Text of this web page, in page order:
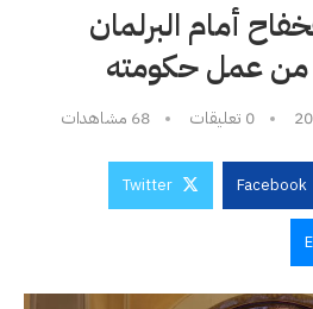
أمام البرلمان
0 تعليقات 68 مشاهدات
Facebook
Twitter